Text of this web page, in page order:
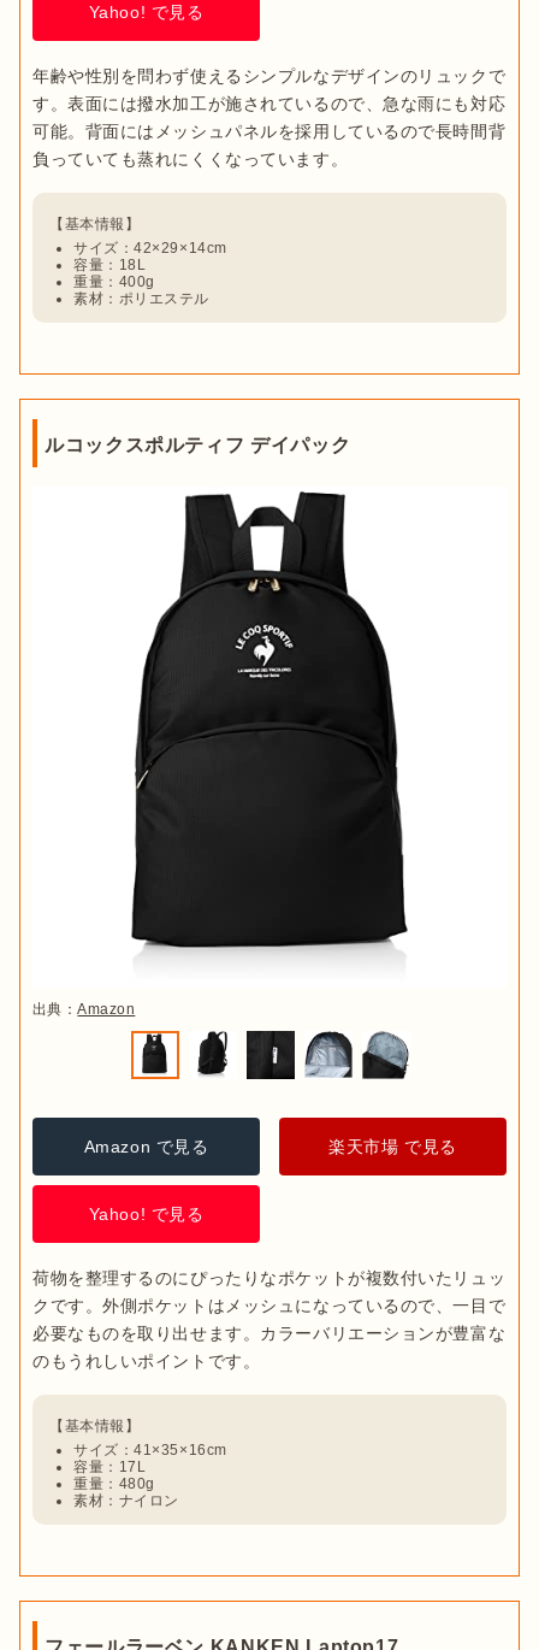
Yahoo! で見る
年齢や性別を問わず使えるシンプルなデザインのリュックで
す。表面には撥水加工が施されているので、急な雨にも対応
可能。背面にはメッシュパネルを採用しているので長時間背
負っていても蒸れにくくなっています。
サイズ：42×29×14cm
容量：18L
重量：400g
素材：ポリエステル
ルコックスポルティフ デイパック
出典：Amazon
Amazon で見る 楽天市場 で見る
Yahoo! で見る
荷物を整理するのにぴったりなポケットが複数付いたリュッ
クです。外側ポケットはメッシュになっているので、一目で
必要なものを取り出せます。カラーバリエーションが豊富な
のもうれしいポイントです。
サイズ：41×35×16cm
容量：17L
重量：480g
素材：ナイロン